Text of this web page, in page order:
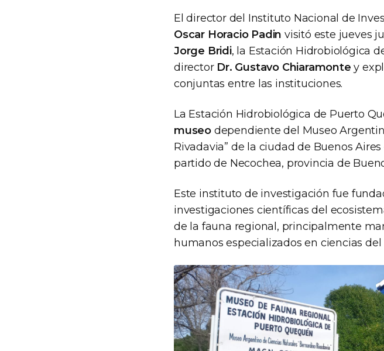
El director del Instituto Nacional de
Oscar Horacio Padin visitó este jueves
Jorge Bridi, la Estación Hidrobiológica
director Dr. Gustavo Chiaramonte y
conjuntas entre las instituciones.
La Estación Hidrobiológica de Puerto
museo dependiente del Museo
Rivadavia” de la ciudad de Buenos
partido de Necochea, provincia de
Este instituto de investigación fue
investigaciones científicas del
de la fauna regional, principalmente
humanos especializados en ciencias del